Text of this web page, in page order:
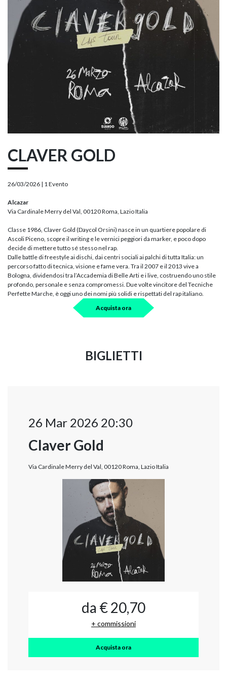
CLAVER GOLD
26/03/2026 | 1 Evento
Alcazar
Via Cardinale Merry del Val, 00120 Roma, Lazio Italia
Classe 1986, Claver Gold (Daycol Orsini) nasce in un quartiere popolare di
Ascoli Piceno, scopre il writing e le vernici peggiori da marker, e poco dopo
decide di mettere tutto sé stesso nel rap.
Dalle battle di freestyle ai dischi, dai centri sociali ai palchi di tutta Italia: un
percorso fatto di tecnica, visione e fame vera. Tra il 2007 e il 2013 vive a
Bologna, dividendosi tra l’Accademia di Belle Arti e i live, costruendo uno stile
profondo, personale e senza compromessi. Due volte vincitore del Tecniche
Perfette Marche, è oggi uno dei nomi più solidi e rispettati del rap italiano.
Acquista ora
BIGLIETTI
26 Mar 2026 20:30
Claver Gold
Via Cardinale Merry del Val, 00120 Roma, Lazio Italia
da € 20,70
+ commissioni
Acquista ora